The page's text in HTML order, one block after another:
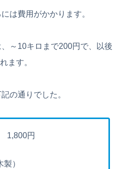
は費用がかかります。
～10キロまで200円で、以後
ます。
の通りでした。
1,800円
）